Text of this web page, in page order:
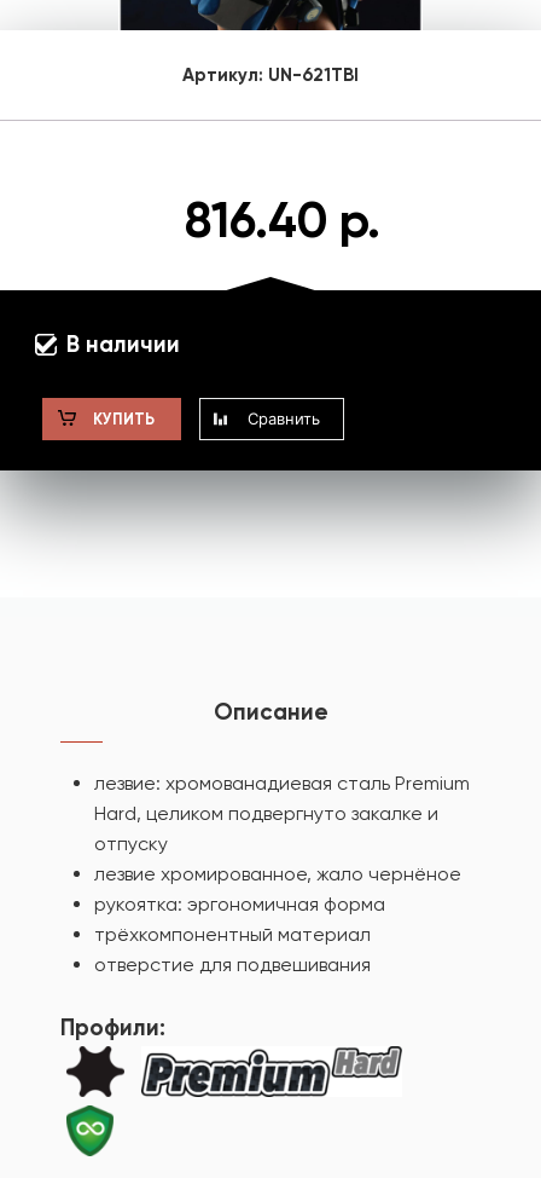
Артикул: UN-621TBI
816.40 р.
В наличии
КУПИТЬ Сравнить
Описание
лезвие: хромованадиевая сталь Premium
Hard, целиком подвергнуто закалке и
отпуску
лезвие хромированное, жало чернёное
рукоятка: эргономичная форма
трёхкомпонентный материал
отверстие для подвешивания
Профили: